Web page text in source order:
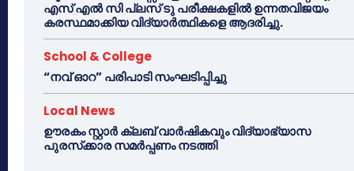
എസ് എൽ സി പ്ലസ് ടു പരീക്ഷകളിൽ ഉന്നതവിജയം
കരസ്ഥമാക്കിയ വിദ്യാർത്ഥികളെ ആദരിച്ചു.
School & College
“നവ് ഓറ” പരിപാടി സംഘടിപ്പിച്ചു
Local News
ഊരകം സ്റ്റാർ ക്ലബ് വാർഷികവും വിദ്യാഭ്യാസ
പുരസ്‌ക്കാര സമർപ്പണം നടത്തി